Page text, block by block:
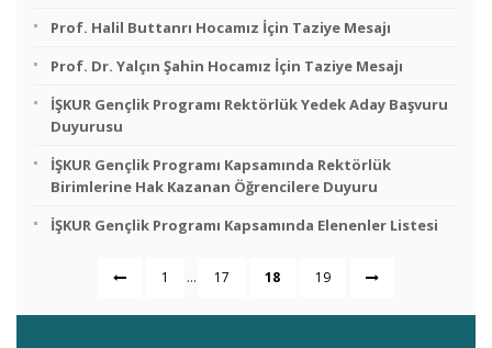
Prof. Halil Buttanrı Hocamız İçin Taziye Mesajı
Prof. Dr. Yalçın Şahin Hocamız İçin Taziye Mesajı
İŞKUR Gençlik Programı Rektörlük Yedek Aday Başvuru
Duyurusu
İŞKUR Gençlik Programı Kapsamında Rektörlük
Birimlerine Hak Kazanan Öğrencilere Duyuru
İŞKUR Gençlik Programı Kapsamında Elenenler Listesi
1 ... 17 18 19